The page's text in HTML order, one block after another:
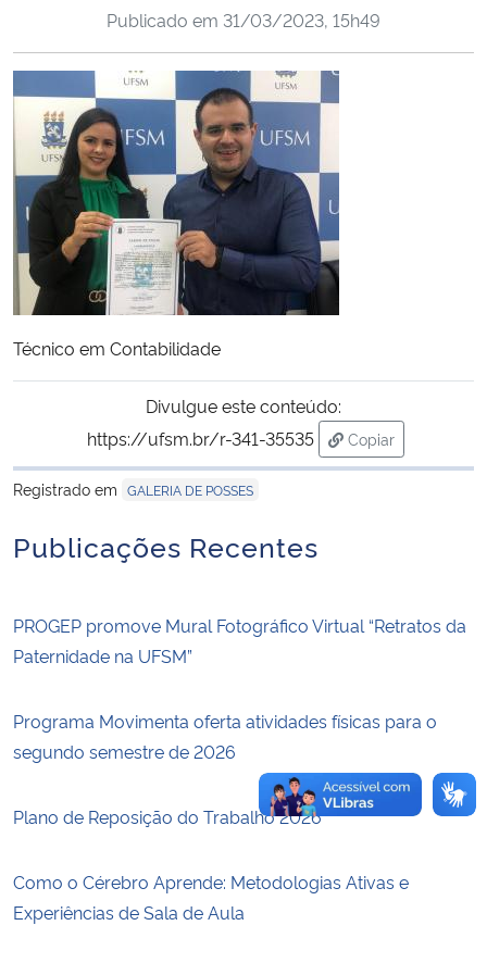
Ministério da Cidadania
Ministério da Saúde
Ministério de Minas e Energia
Ministério da Ciência, Tecnologia, Inovações e Comunicações
Ministério do Meio Ambiente
Ministério do Turismo
Secretaria-Geral
Gabinete de Segurança Institucional
Banco Central do Brasil
Planalto
Publicado em 31/03/2023, 15h49
Técnico em Contabilidade
Divulgue este conteúdo:
https://ufsm.br/r-341-35535
Copiar
para área de
Registrado em GALERIA DE POSSES
Publicações Recentes
PROGEP promove Mural Fotográfico Virtual “Retratos da
Paternidade na UFSM”
Programa Movimenta oferta atividades físicas para o
segundo semestre de 2026
Plano de Reposição do Trabalho 2026
Como o Cérebro Aprende: Metodologias Ativas e
Experiências de Sala de Aula